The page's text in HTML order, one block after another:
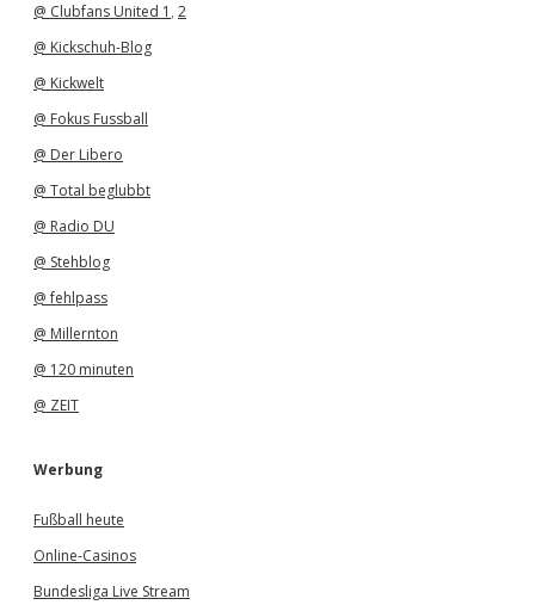
@ Clubfans United 1 , 2
@ Kickschuh-Blog
@ Kickwelt
@ Fokus Fussball
@ Der Libero
@ Total beglubbt
@ Radio DU
@ Stehblog
@ fehlpass
@ Millernton
@ 120 minuten
@ ZEIT
Werbung
Fußball heute
Online-Casinos
Bundesliga Live Stream